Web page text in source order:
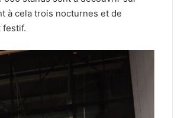
à cela trois nocturnes et de
festif.